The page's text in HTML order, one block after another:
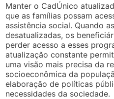
Manter o CadÚnico
que as famílias possam
assistência social. Quando
desatualizadas, os
perder acesso a esses
atualização constante
uma visão mais precisa da
socioeconômica da
elaboração de políticas
necessidades da sociedade.